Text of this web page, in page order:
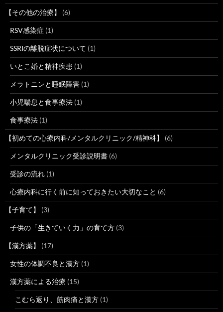
【その他の治療】 (6)
RSV感染症 (1)
SSRIの離脱症状について (1)
いとこ婚と精神疾患 (1)
メラトニンと睡眠障害 (1)
小児喘息と食事療法 (1)
食事療法 (1)
【初めての心療内科/メンタルクリニック/精神科】 (6)
メンタルクリニック受診説明書 (6)
受診の流れ (1)
心療内科に行く前に知っておきたい大切なこと (6)
【子育て】 (3)
子供の「生きていく力」の育て方 (3)
【漢方薬】 (17)
女性の体調不良と漢方 (1)
漢方薬による治療 (15)
こむら返り、筋肉痛と漢方 (1)